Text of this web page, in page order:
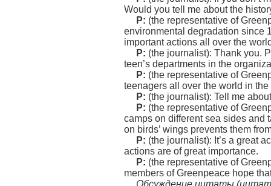
Would you tell me about the
P: (the representative of
environmental degradation since
important actions all over the
P: (the journalist): Thank you.
teen’s departments in the
P: (the representative of
teenagers all over the world in
P: (the journalist): Tell me
P: (the representative of
camps on different sea sides and
on birds’ wings prevents them
P: (the journalist): It’s a great
actions are of great importance.
P: (the representative of
members of Greenpeace hope